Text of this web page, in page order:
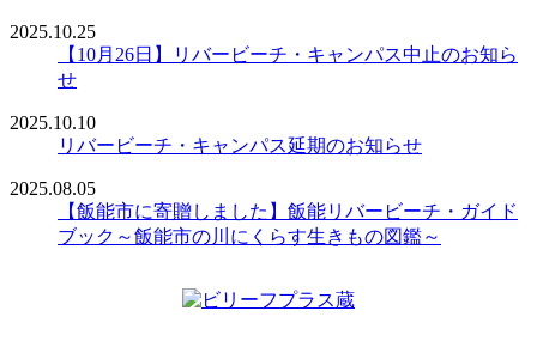
2025.10.25
【10月26日】リバービーチ・キャンパス中止のお知ら
せ
2025.10.10
リバービーチ・キャンパス延期のお知らせ
2025.08.05
【飯能市に寄贈しました】飯能リバービーチ・ガイド
ブック～飯能市の川にくらす生きもの図鑑～